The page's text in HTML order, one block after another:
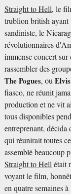
Straight to Hell, le
trublion british ayant
sandiniste, le
révolutionnaires
immense concert
rassembler des
The Pogues, ou
fiasco, ne réunit
production et ne vit
tous disponibles
entreprenant,
qui réunirait toutes
assemblé beaucoup
Straight to Hellétait
voyant le film,
en quatre semaines